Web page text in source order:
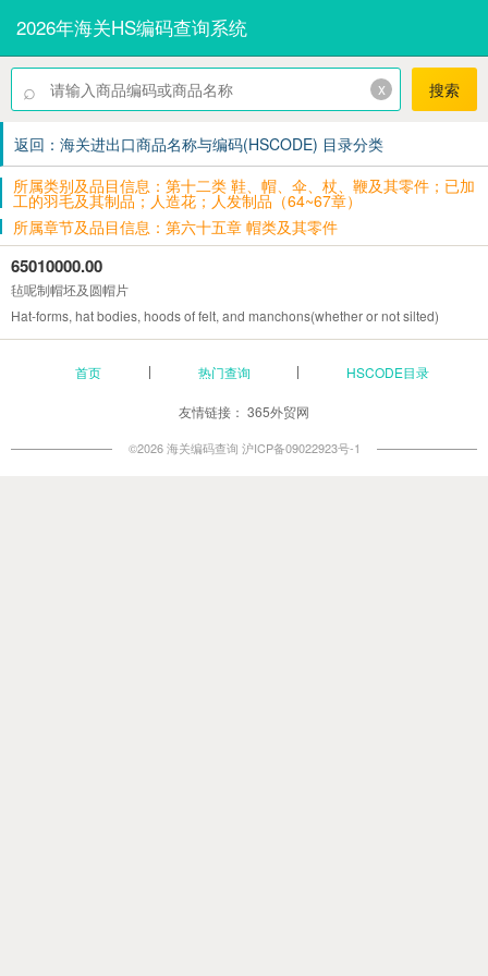
2026年海关HS编码查询系统
⌕ x 搜索
返回：海关进出口商品名称与编码(HSCODE) 目录分类
所属类别及品目信息：第十二类 鞋、帽、伞、杖、鞭及其零件；已加
工的羽毛及其制品；人造花；人发制品（64~67章）
所属章节及品目信息：第六十五章 帽类及其零件
65010000.00
毡呢制帽坯及圆帽片
Hat-forms, hat bodies, hoods of felt, and manchons(whether or not silted)
首页 热门查询 HSCODE目录
友情链接： 365外贸网
©2026 海关编码查询 沪ICP备09022923号-1